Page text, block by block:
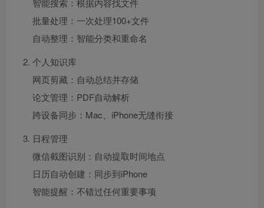
智能搜索：根据内容找文件
批量处理：一次处理100+文件
自动整理：智能分类和重命名
个人知识库
网页剪藏：自动总结并存储
论文管理：PDF自动解析
跨设备同步：Mac、iPhone无缝衔接
日程管理
微信截图识别：自动提取时间地点
日历自动创建：同步到iPhone
智能提醒：不错过任何重要事项